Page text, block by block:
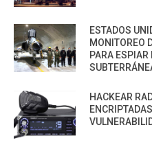
ESTADOS
MONITOREO
PARA
HACKEAR